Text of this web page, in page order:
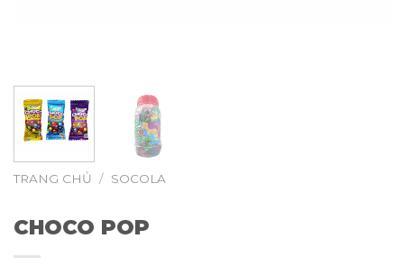
TRANG CHỦ / SOCOLA
CHOCO POP